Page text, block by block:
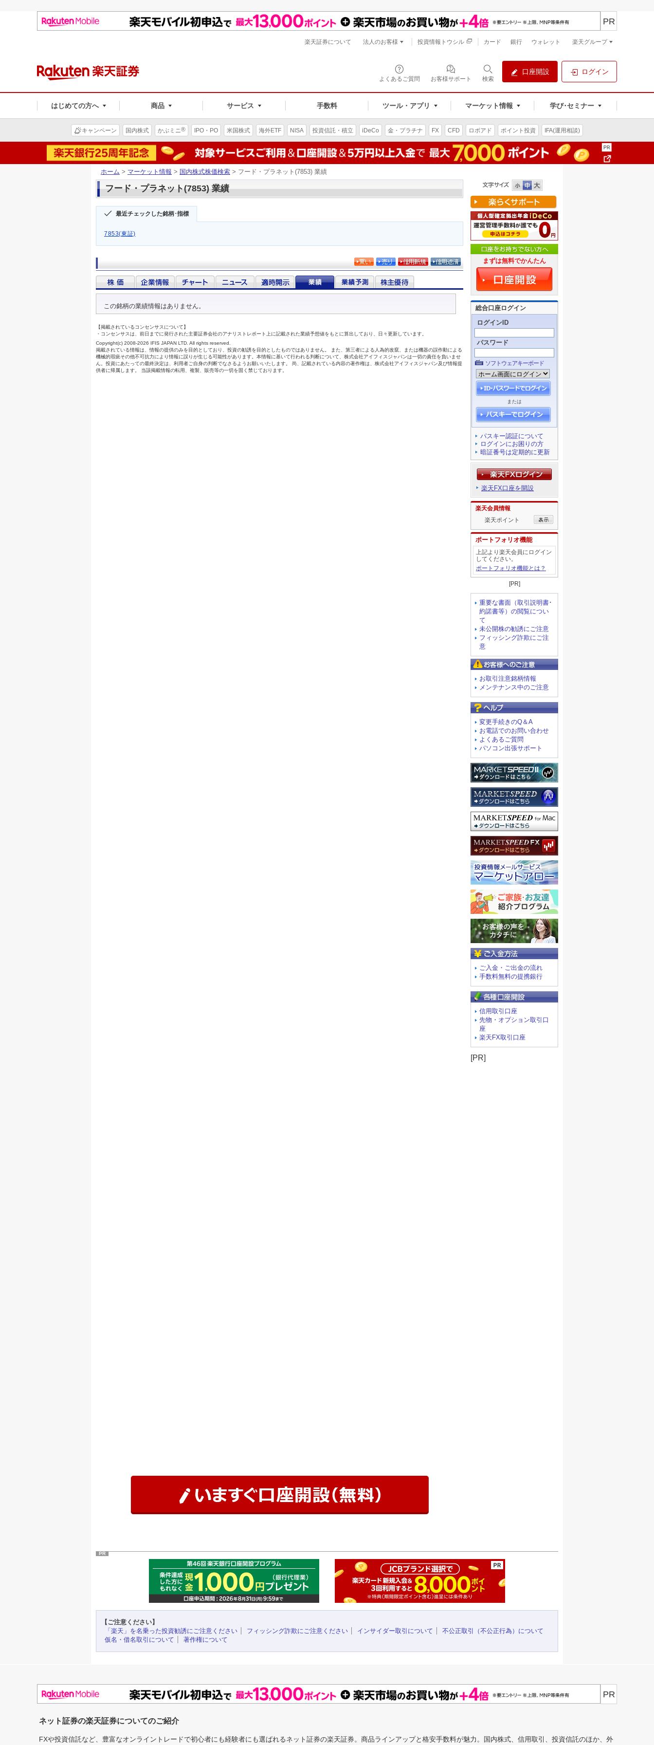
よくあるご質問 お客様サポート 検索
口座開設 ログイン
はじめての方へ 商品 サービス 手数料 ツール・アプリ マーケット情報 学び･セミナー
PR
楽天証券について 法人のお客様 投資情報トウシル カード 銀行 ウォレット 楽天グループ
キャンペーン 国内株式 かぶミニ® IPO・PO 米国株式 海外ETF NISA 投資信託・積立 iDeCo 金・プラチナ FX CFD ロボアド ポイント投資 IFA(運用相談)
ホーム > マーケット情報 > 国内株式株価検索 > フード・プラネット(7853) 業績
フード・プラネット(7853) 業績
最近チェックした銘柄･指標
7853(東証)
まずは無料でかんたん
総合口座ログイン
ログインID
パスワード
ソフトウェアキーボード
または
パスキー認証について
ログインにお困りの方
暗証番号は定期的に更新
楽天FX口座を開設
楽天会員情報
楽天ポイント
ポートフォリオ機能
上記より楽天会員にログイン
してください。
ポートフォリオ機能とは？
[PR]
重要な書面（取引説明書･
約諾書等）の閲覧につい
て
未公開株の勧誘にご注意
フィッシング詐欺にご注
意
お取引注意銘柄情報
メンテナンス中のご注意
変更手続きのQ＆A
お電話でのお問い合わせ
よくあるご質問
パソコン出張サポート
ご入金・ご出金の流れ
手数料無料の提携銀行
信用取引口座
先物・オプション取引口
座
楽天FX取引口座
[PR]
PR
【ご注意ください】
「楽天」を名乗った投資勧誘にご注意ください
フィッシング詐欺にご注意ください インサイダー取引について
不公正取引（不公正行為）について
仮名・借名取引について
著作権について
PR
ネット証券の楽天証券についてのご紹介
FXや投資信託など、豊富なオンライントレードで初心者にも経験者にも選ばれるネット証券の楽天証券。商品ラインアップと格安手数料が魅力。国内株式、信用取引、投資信託のほか、外